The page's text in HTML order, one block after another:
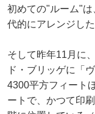
初めての"ルーム"
代的にアレンジした
そして昨年11月に
ド・ブリッゲに「
4300平方フィート
ートで、かつて印